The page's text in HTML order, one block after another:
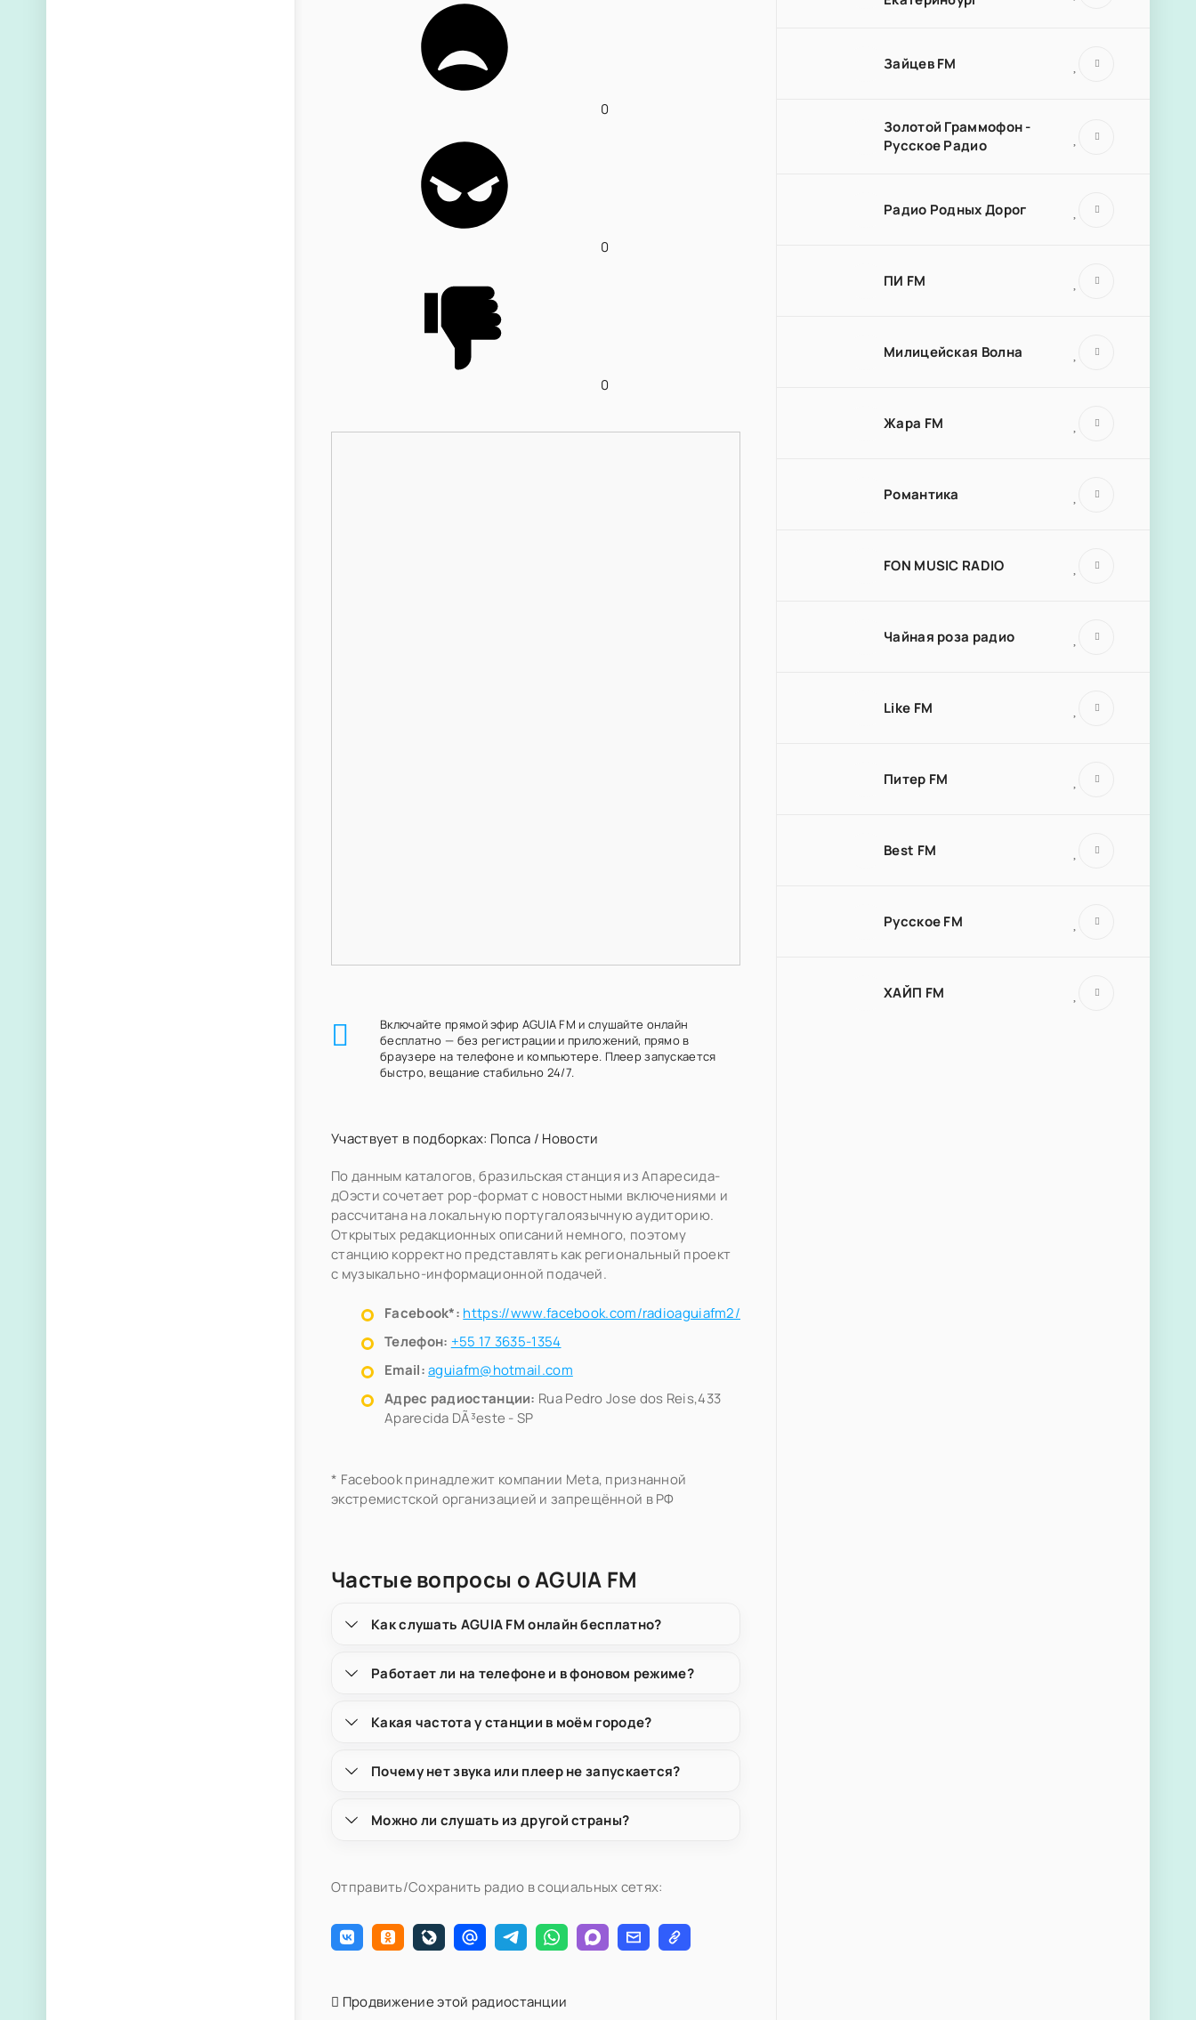
0
0
0
Включайте прямой эфир AGUIA FM и слушайте онлайн
бесплатно — без регистрации и приложений, прямо в
браузере на телефоне и компьютере. Плеер запускается
быстро, вещание стабильно 24/7.
Участвует в подборках: Попса / Новости
По данным каталогов, бразильская станция из Апаресида-
дОэсти сочетает pop-формат с новостными включениями и
рассчитана на локальную португалоязычную аудиторию.
Открытых редакционных описаний немного, поэтому
станцию корректно представлять как региональный проект
с музыкально-информационной подачей.
Facebook*: https://www.facebook.com/radioaguiafm2/
Телефон: +55 17 3635-1354
Email:aguiafm@hotmail.com
Адрес радиостанции: Rua Pedro Jose dos Reis,433
Aparecida DÃ³este - SP
* Facebook принадлежит компании Meta, признанной
экстремистской организацией и запрещённой в РФ
Частые вопросы о AGUIA FM
Как слушать AGUIA FM онлайн бесплатно?
Работает ли на телефоне и в фоновом режиме?
Какая частота у станции в моём городе?
Почему нет звука или плеер не запускается?
Можно ли слушать из другой страны?
Отправить/Сохранить радио в социальных сетях:
Продвижение этой радиостанции
Зайцев FM
Золотой Граммофон -
Русское Радио
Радио Родных Дорог
ПИ FM
Милицейская Волна
Жара FM
Романтика
FON MUSIC RADIO
Чайная роза радио
Like FM
Питер FM
Best FM
Русское FM
ХАЙП FM